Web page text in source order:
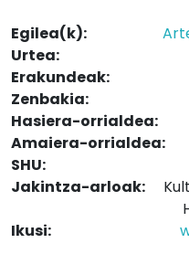
Egilea(k):
Urtea:
Erakundeak:
Zenbakia:
Hasiera-orrialdea:
Amaiera-orrialdea:
SHU:
Jakintza-arloak:
Ikusi: